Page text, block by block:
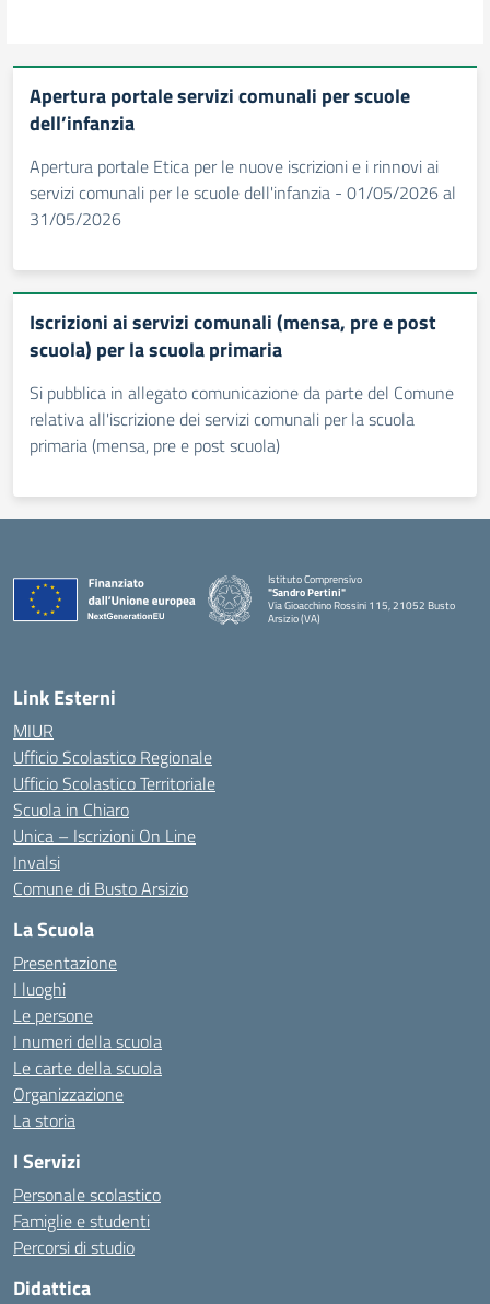
Apertura portale servizi comunali per scuole
dell’infanzia
Apertura portale Etica per le nuove iscrizioni e i rinnovi ai
servizi comunali per le scuole dell'infanzia - 01/05/2026 al
31/05/2026
Iscrizioni ai servizi comunali (mensa, pre e post
scuola) per la scuola primaria
Si pubblica in allegato comunicazione da parte del Comune
relativa all'iscrizione dei servizi comunali per la scuola
primaria (mensa, pre e post scuola)
Istituto Comprensivo
"Sandro Pertini"
Via Gioacchino Rossini 115, 21052 Busto
Arsizio (VA)
Link Esterni
MIUR
Ufficio Scolastico Regionale
Ufficio Scolastico Territoriale
Scuola in Chiaro
Unica – Iscrizioni On Line
Invalsi
Comune di Busto Arsizio
La Scuola
Presentazione
I luoghi
Le persone
I numeri della scuola
Le carte della scuola
Organizzazione
La storia
I Servizi
Personale scolastico
Famiglie e studenti
Percorsi di studio
Didattica